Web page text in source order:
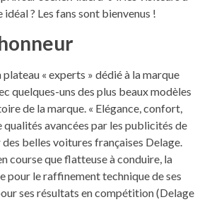
? Les fans sont bienvenus !
plateau « experts » dédié à la marque
quelques-uns des plus beaux modèles
de la marque. « Elégance, confort,
avancées par les publicités de
des belles voitures françaises Delage.
course que flatteuse à conduire, la
pour le raffinement technique de ses
ses résultats en compétition (Delage